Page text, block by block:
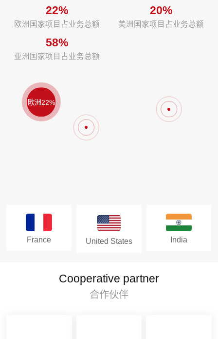
22%
欧洲国家项目占业务总额
20%
美洲国家项目占业务总额
58%
亚洲国家项目占业务总额
欧洲22%
France United States India
Cooperative partner
合作伙伴